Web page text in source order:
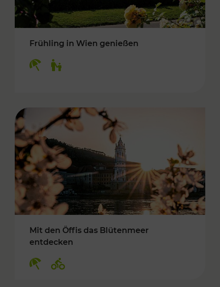
Frühling in Wien genießen
Mit den Öffis das Blütenmeer
entdecken